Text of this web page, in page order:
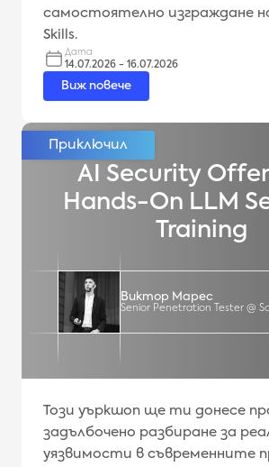
самостоятелно изграждане
Skills.
Дата
14.07.2026 - 16.07.2026
Виж повече
AI Security
Hands-On LLM
Training
Виктор Марес
Senior Penetration Tester @
Този уъркшоп ще ти донесе
задълбочено разбиране за
уязвимости в съвременните